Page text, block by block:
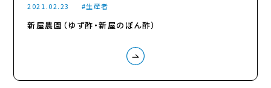
2021.02.23
新屋農園（ゆず酢・新屋のぽん酢）
生産者